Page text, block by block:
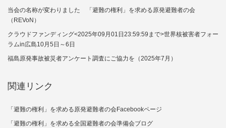
当会の名称が変わりました 「避難の権利」を求める原発避難者の会
（REVoN）
クラウドファンディング<2025年09月01日23:59:59まで>世界核被害者フォー
ラムin広島10月5日～6日
福島原発事故被災者アンケート調査にご協力を（2025年7月）
関連リンク
「避難の権利」を求める原発避難者の会Facebookページ
「避難の権利」を求める全国避難者の会準備会ブログ